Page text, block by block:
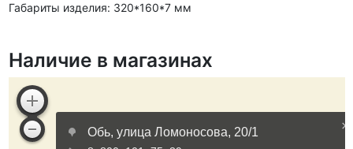
Габариты изделия: 320*160*7 мм
Наличие в магазинах